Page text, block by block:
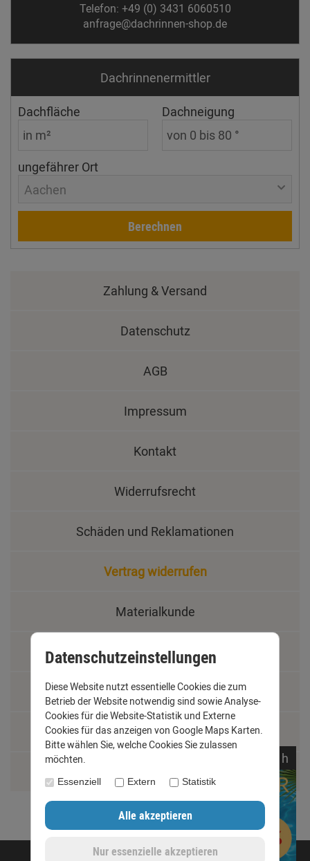
Telefon: +49 (0) 3431 6060510
anfrage@dachrinnen-shop.de
Dachrinnen­ermittler
Dachfläche Dachneigung
ungefährer Ort
Aachen
Berechnen
Zahlung & Versand
Datenschutz
AGB
Impressum
Kontakt
Widerrufsrecht
Schäden und Reklamationen
Vertrag widerrufen
Materialkunde
Fachbegriffe
Jobs
Montage und Installationshilfen
h
Datenschutzeinstellungen
Diese Website nutzt essentielle Cookies die zum
Betrieb der Website notwendig sind sowie Analyse-
Cookies für die Website-Statistik und Externe
Cookies für das anzeigen von Google Maps Karten.
Bitte wählen Sie, welche Cookies Sie zulassen
möchten.
Essenziell Extern Statistik